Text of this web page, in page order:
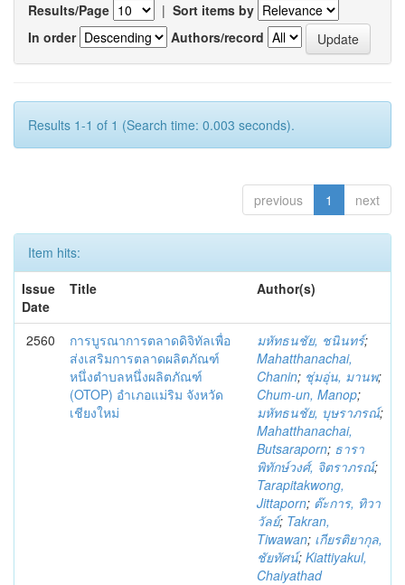
Results/Page | Sort items by
In order
Authors/record
Results 1-1 of 1 (Search time: 0.003 seconds).
previous 1 next
Item hits:
Issue
Date
Title Author(s)
2560
การบูรณาการตลาดดิจิทัลเพื่อ
ส่งเสริมการตลาดผลิตภัณฑ์
หนึ่งตำบลหนึ่งผลิตภัณฑ์
(OTOP) อำเภอแม่ริม จังหวัด
เชียงใหม่
มหัทธนชัย, ชนินทร์;
Mahatthanachai,
Chanin; ชุ่มอุ่น, มานพ;
Chum-un, Manop;
มหัทธนชัย, บุษราภรณ์;
Mahatthanachai,
Butsaraporn; ธารา
พิทักษ์วงศ์, จิตราภรณ์;
Tarapitakwong,
Jittaporn; ต๊ะการ, ทิวา
วัลย์; Takran,
Tiwawan; เกียรติยากุล,
ชัยทัศน์; Kiattiyakul,
Chaiyathad